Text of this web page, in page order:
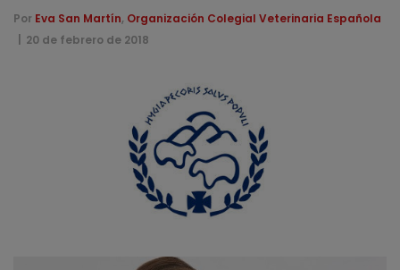
Por Eva San Martín, Organización Colegial Veterinaria Española
20 de febrero de 2018